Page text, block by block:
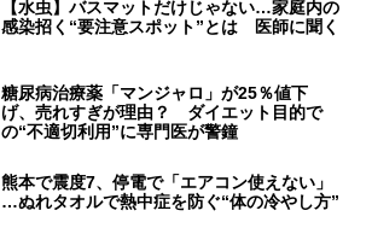
【水虫】バスマットだけじゃない…家庭内の
感染招く“要注意スポット”とは 医師に聞く
糖尿病治療薬「マンジャロ」が25％値下
げ、売れすぎが理由？ ダイエット目的で
の“不適切利用”に専門医が警鐘
熊本で震度7、停電で「エアコン使えない」
…ぬれタオルで熱中症を防ぐ“体の冷やし方”